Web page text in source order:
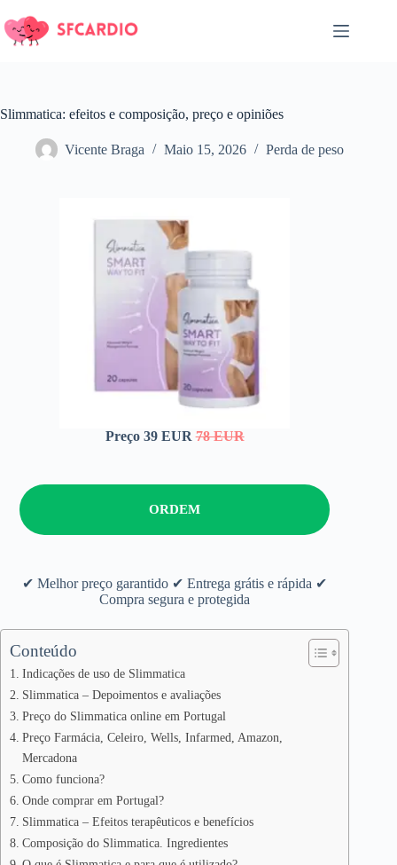
para
Slimmatica: efeitos e composição, preço e opiniões
Vicente Braga Maio 15, 2026 Perda de peso
Preço 39 EUR78 EUR
ORDEM
✔ Melhor preço garantido ✔ Entrega grátis e rápida ✔
Compra segura e protegida
Conteúdo
Indicações de uso de Slimmatica
Slimmatica – Depoimentos e avaliações
Preço do Slimmatica online em Portugal
Preço Farmácia, Celeiro, Wells, Infarmed, Amazon,
Mercadona
Como funciona?
Onde comprar em Portugal?
Slimmatica – Efeitos terapêuticos e benefícios
Composição do Slimmatica. Ingredientes